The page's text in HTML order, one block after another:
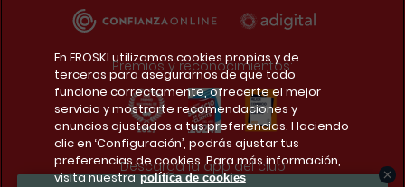
Premios y reconocimientos:
Descarga la app del club
En EROSKI utilizamos cookies propias y de
terceros para asegurarnos de que todo
funcione correctamente, ofrecerte el mejor
servicio y mostrarte recomendaciones y
anuncios ajustados a tus preferencias. Haciendo
clic en ‘Configuración’, podrás ajustar tus
preferencias de cookies. Para más información,
visita nuestra política de cookies